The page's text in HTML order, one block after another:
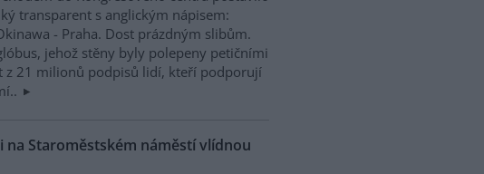
transparent s anglickým nápisem:
- Praha. Dost prázdným slibům.
jehož stěny byly polepeny petičními
z 21 milionů podpisů lidí, kteří podporují
na Staroměstském náměstí vlídnou